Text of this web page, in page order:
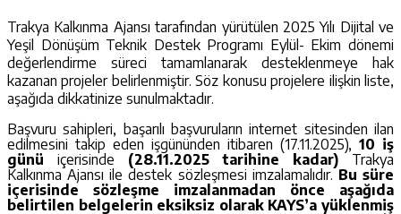
Trakya Kalkınma Ajansı tarafından yürütülen 2025 Yılı Dijital ve
Yeşil Dönüşüm Teknik Destek Programı Eylül- Ekim dönemi
değerlendirme süreci tamamlanarak desteklenmeye hak
kazanan projeler belirlenmiştir. Söz konusu projelere ilişkin liste,
aşağıda dikkatinize sunulmaktadır.
Başvuru sahipleri, başarılı başvuruların internet sitesinden ilan
edilmesini takip eden işgününden itibaren (17.11.2025), 10 iş
günü içerisinde (28.11.2025 tarihine kadar) Trakya
Kalkınma Ajansı ile destek sözleşmesi imzalamalıdır.Bu süre
içerisinde sözleşme imzalanmadan önce aşağıda
belirtilen belgelerin eksiksiz olarak KAYS’a yüklenmiş